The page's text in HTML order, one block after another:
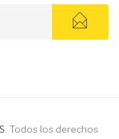
. Todos los derechos